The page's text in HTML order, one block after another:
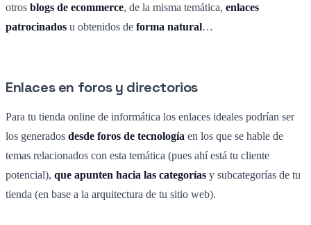
otros blogs de ecommerce, de la misma temática, enlaces
patrocinados u obtenidos de forma natural…
Enlaces en foros y directorios
Para tu tienda online de informática los enlaces ideales podrían ser
los generados desde foros de tecnología en los que se hable de
temas relacionados con esta temática (pues ahí está tu cliente
potencial), que apunten hacia las categorías y subcategorías de tu
tienda (en base a la arquitectura de tu sitio web).